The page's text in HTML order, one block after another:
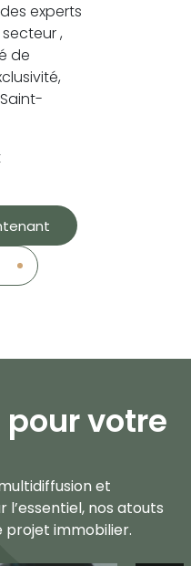
experts
,
de
votre
et
l’essentiel, nos atouts
projet immobilier.